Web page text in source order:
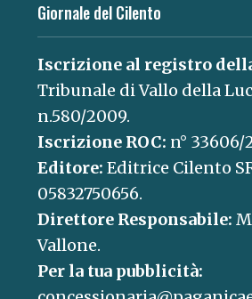
Giornale del Cilento
Iscrizione al registro
Tribunale di Vallo della
n.580/2009.
Iscrizione ROC: n° 33606/
Editore: Editrice Cilento
05832750656.
Direttore Responsabile:
Vallone.
Per la tua pubblicità: